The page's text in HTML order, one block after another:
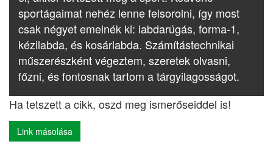
sportágaimat nehéz lenne felsorolni, így most
csak négyet emelnék ki: labdarúgás, forma-1,
kézilabda, és kosárlabda. Számítástechnikai
műszerészként végeztem, szeretek olvasni,
főzni, és fontosnak tartom a tárgyilagosságot.
Ha tetszett a cikk, oszd meg ismerőseiddel is!
Link másolása